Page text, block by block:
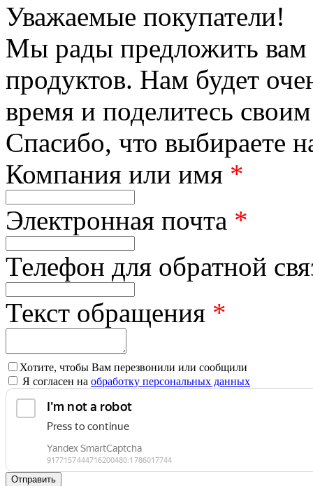
Уважаемые покупатели!
Мы рады предложить вам
продуктов. Нам будет
время и поделитесь
Спасибо, что выбираете
Компания или имя *
Электронная почта *
Телефон для обратной
Текст обращения *
Хотите, чтобы Вам перезвонили или сообщили
Я согласен на обработку персональных данных